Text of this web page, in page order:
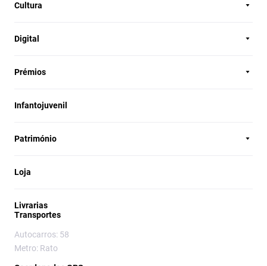
Cultura
Digital
Prémios
Infantojuvenil
Património
Loja
Livrarias
Transportes
Autocarros: 58
Metro: Rato